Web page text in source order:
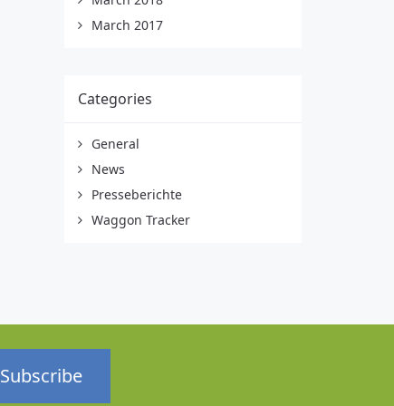
March 2017
Categories
General
News
Presseberichte
Waggon Tracker
Subscribe